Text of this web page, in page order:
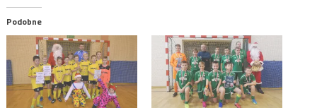
(Opens
new
window)window)
Podobne